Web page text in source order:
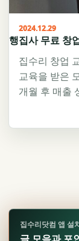
2024.12.29
행집사 무료 창
집수리 창업
교육을 받은
개월 후 매출
집수리닷컴 앱 설